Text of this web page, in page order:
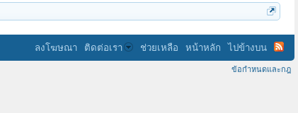
ลงโฆษณา ติดต่อเรา ช่วยเหลือ หน้าหลัก ไปข้างบน
ข้อกำหนดและกฎ